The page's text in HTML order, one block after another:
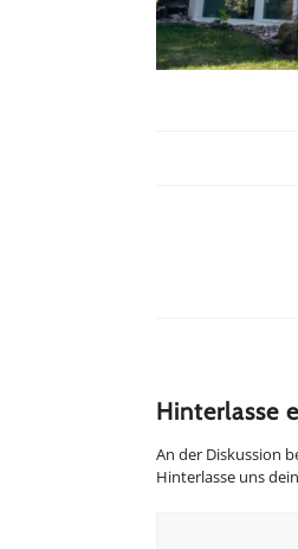
Hinterlasse
An der Diskussion
Hinterlasse uns